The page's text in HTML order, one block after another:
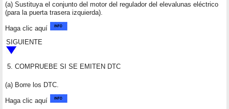
(a) Sustituya el conjunto del motor del regulador del elevalunas eléctrico
(para la puerta trasera izquierda).
Haga clic aquí
SIGUIENTE
5. COMPRUEBE SI SE EMITEN DTC
(a) Borre los DTC.
Haga clic aquí